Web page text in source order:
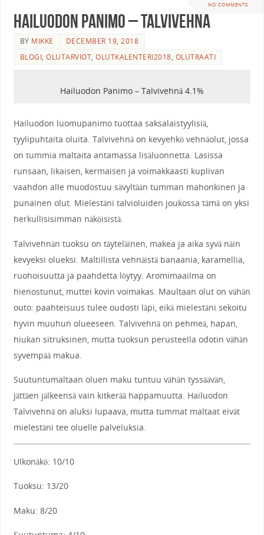
NO COMMENTS
Hailuodon Panimo – Talvivehnä
BY MIKKE
DECEMBER 19, 2018
BLOGI,OLUTARVIOT,OLUTKALENTERI2018, OLUTRAATI
Hailuodon Panimo – Talvivehnä 4.1%
Hailuodon luomupanimo tuottaa saksalaistyylisiä,
tyylipuhtaita oluita. Talvivehnä on kevyehkö vehnäolut, jossa
on tummia maltaita antamassa lisäluonnetta. Lasissa
runsaan, likaisen, kermaisen ja voimakkaasti kuplivan
vaahdon alle muodostuu sävyltään tumman mahonkinen ja
punainen olut. Mielestäni talvioluiden joukossa tämä on yksi
herkullisisimman näköisistä.
Talvivehnän tuoksu on täyteläinen, makea ja aika syvä näin
kevyeksi olueksi. Maltillista vehnäistä banaania, karamellia,
ruohoisuutta ja paahdetta löytyy. Aromimaailma on
hienostunut, muttei kovin voimakas. Maultaan olut on vähän
outo: paahteisuus tulee oudosti läpi, eikä mielestäni sekoitu
hyvin muuhun olueeseen. Talvivehnä on pehmeä, hapan,
hiukan sitruksinen, mutta tuoksun perusteella odotin vähän
syvempää makua.
Suutuntumaltaan oluen maku tuntuu vähän tyssäävän,
jättäen jälkeensä vain kitkerää happamuutta. Hailuodon
Talvivehnä on aluksi lupaava, mutta tummat maltaat eivät
mielestäni tee oluelle palveluksia.
Ulkonäkö: 10/10
Tuoksu: 13/20
Maku: 8/20